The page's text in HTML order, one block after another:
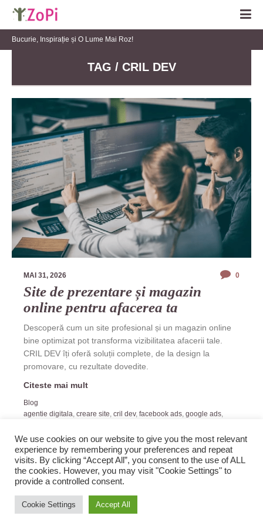
Bucurie, Inspirație și O Lume Mai Roz!
TAG / CRIL DEV
MAI 31, 2026 0
Site de prezentare și magazin
online pentru afacerea ta
Descoperă cum un site profesional și un magazin online
bine optimizat pot transforma vizibilitatea afacerii tale.
CRIL DEV îți oferă soluții complete, de la design la
promovare, cu rezultate dovedite.
Citeste mai mult
Blog
agentie digitala, creare site, cril dev, facebook ads, google ads,
2019 Zopi.ro -Blog de Veselie! All rights reserved.
Sus
We use cookies on our website to give you the most relevant
experience by remembering your preferences and repeat
visits. By clicking “Accept All”, you consent to the use of ALL
the cookies. However, you may visit "Cookie Settings" to
provide a controlled consent.
Cookie Settings Accept All